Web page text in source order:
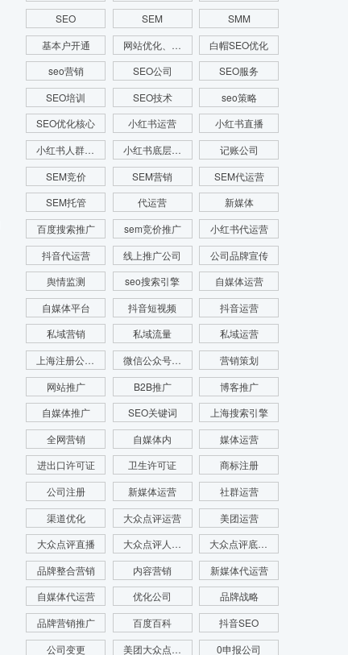
SEO
SEM
SMM
基本户开通
网站优化、SEO优化、SEO网站优化、关键词优化
白帽SEO优化
seo营销
SEO公司
SEO服务
SEO培训
SEO技术
seo策略
SEO优化核心
小红书运营
小红书直播
小红书人群画像
小红书底层逻辑
记账公司
SEM竞价
SEM营销
SEM代运营
SEM托管
代运营
新媒体
百度搜索推广
sem竞价推广
小红书代运营
抖音代运营
线上推广公司
公司品牌宣传
舆情监测
seo搜索引擎
自媒体运营
自媒体平台
抖音短视频
抖音运营
私域营销
私域流量
私域运营
上海注册公司费用
微信公众号运营
营销策划
网站推广
B2B推广
博客推广
自媒体推广
SEO关键词
上海搜索引擎
全网营销
自媒体内
媒体运营
进出口许可证
卫生许可证
商标注册
公司注册
新媒体运营
社群运营
渠道优化
大众点评运营
美团运营
大众点评直播
大众点评人群画像
大众点评底层逻辑
品牌整合营销
内容营销
新媒体代运营
自媒体代运营
优化公司
品牌战略
品牌营销推广
百度百科
抖音SEO
公司变更
美团大众点评运营
0申报公司